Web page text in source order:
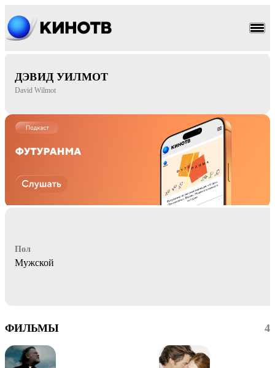
ДЭВИД УИЛМОТ
David Wilmot
Пол
Мужской
ФИЛЬМЫ 4